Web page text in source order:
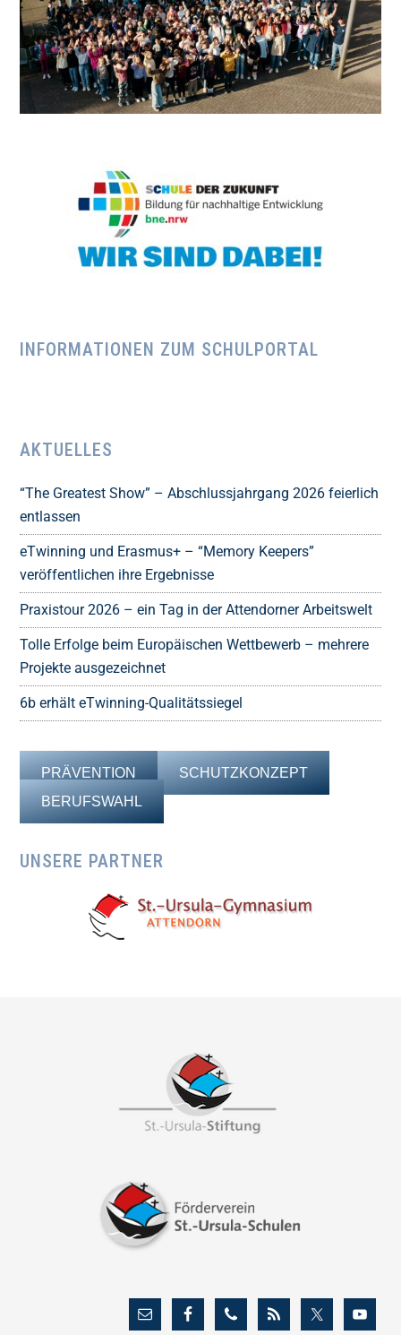
INFORMATIONEN ZUM SCHULPORTAL
AKTUELLES
“The Greatest Show” – Abschlussjahrgang 2026 feierlich
entlassen
eTwinning und Erasmus+ – “Memory Keepers”
veröffentlichen ihre Ergebnisse
Praxistour 2026 – ein Tag in der Attendorner Arbeitswelt
Tolle Erfolge beim Europäischen Wettbewerb – mehrere
Projekte ausgezeichnet
6b erhält eTwinning-Qualitätssiegel
PRÄVENTION
SCHUTZKONZEPT
BERUFSWAHL
UNSERE PARTNER